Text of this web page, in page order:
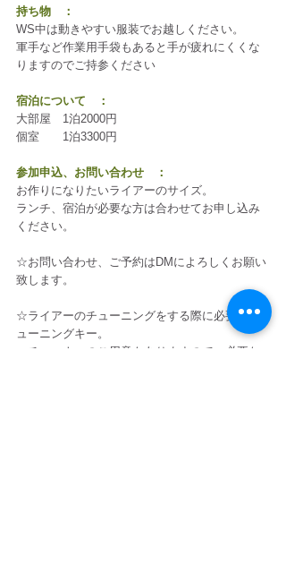
持ち物　：
WS中は動きやすい服装でお越しください。
軍手など作業用手袋もあると手が疲れにくくな
りますのでご持参ください
宿泊について　：
大部屋　1泊2000円
個室　　1泊3300円
参加申込、お問い合わせ　：
お作りになりたいライアーのサイズ。
ランチ、宿泊が必要な方は合わせてお申し込み
ください。
☆お問い合わせ、ご予約はDMによろしくお願い
致します。
☆ライアーのチューニングをする際に必要なチ
ューニングキー。
チューナーのご用意もありますので、必要な